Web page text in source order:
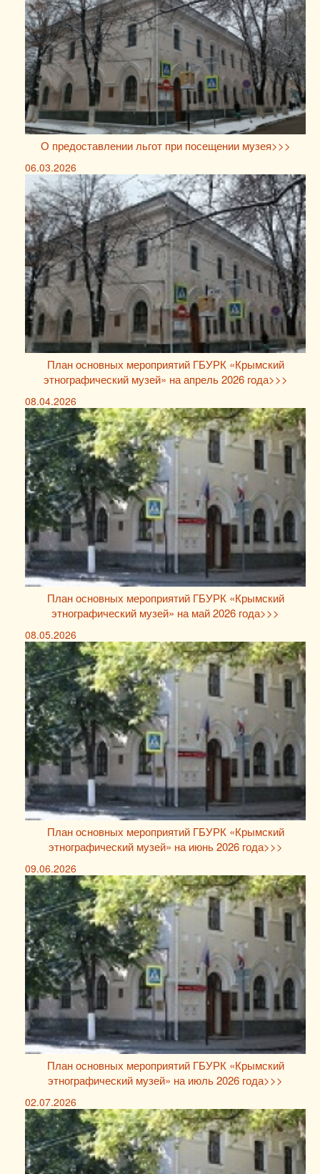
О предоставлении льгот при посещении музея>>>
06.03.2026
План основных мероприятий ГБУРК «Крымский
этнографический музей» на апрель 2026 года>>>
08.04.2026
План основных мероприятий ГБУРК «Крымский
этнографический музей» на май 2026 года>>>
08.05.2026
План основных мероприятий ГБУРК «Крымский
этнографический музей» на июнь 2026 года>>>
09.06.2026
План основных мероприятий ГБУРК «Крымский
этнографический музей» на июль 2026 года>>>
02.07.2026